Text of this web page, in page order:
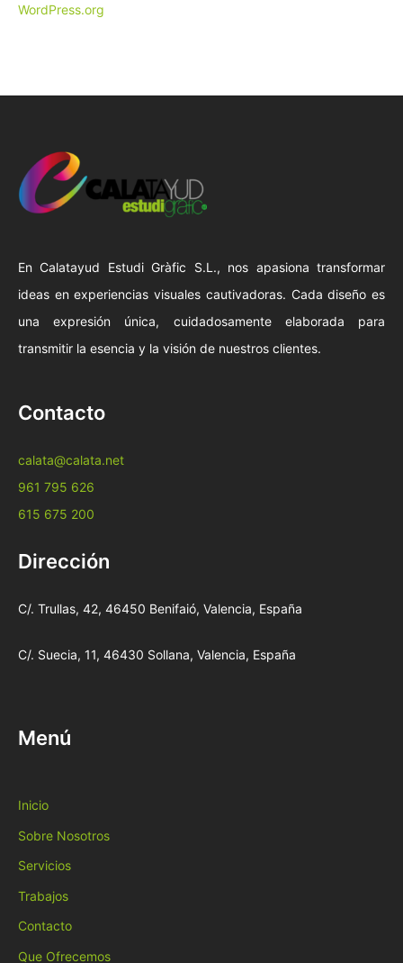
WordPress.org
En Calatayud Estudi Gràfic S.L., nos apasiona transformar
ideas en experiencias visuales cautivadoras. Cada diseño es
una expresión única, cuidadosamente elaborada para
transmitir la esencia y la visión de nuestros clientes.
Contacto
calata@calata.net
961 795 626
615 675 200
Dirección
C/. Trullas, 42, 46450 Benifaió, Valencia, España
C/. Suecia, 11, 46430 Sollana, Valencia, España
Menú
Inicio
Sobre Nosotros
Servicios
Trabajos
Contacto
Que Ofrecemos